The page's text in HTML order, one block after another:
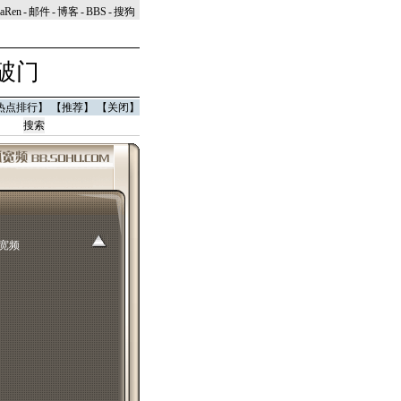
-邮件-博客-BBS -搜狗
门
点排行】 【推荐】 【 关闭 】
频